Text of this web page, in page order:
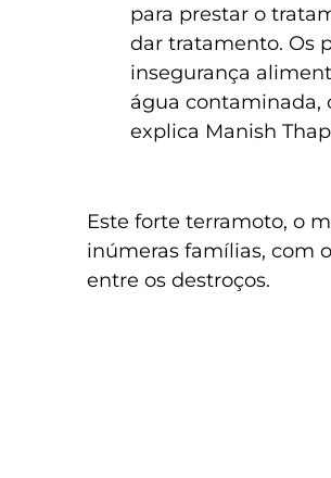
para prestar o
dar tratamento. Os
insegurança
água contaminada,
explica Manish
Este forte terramoto, o
inúmeras famílias, com
entre os destroços.